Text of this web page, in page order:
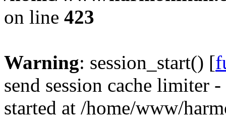
on line 423
Warning: session_start() [
send session cache limiter
started at /home/www/